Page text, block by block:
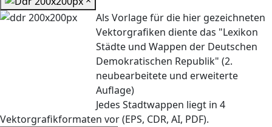
Als Vorlage für die hier gezeichneten
Vektorgrafiken diente das "Lexikon
Städte und Wappen der Deutschen
Demokratischen Republik" (2.
neubearbeitete und erweiterte
Auflage)
Jedes Stadtwappen liegt in 4
Vektorgrafikformaten vor (EPS, CDR, AI, PDF).